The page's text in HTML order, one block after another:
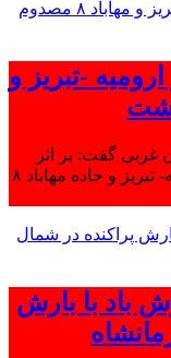
-تبریز و
غربی گفت: بر اثر
بروز دو سانحه تصادف در محور ارومیه- تبریز و جاده مهاباد ۸
با بارش